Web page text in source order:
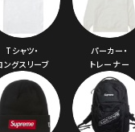
Tシャツ・
ングスリーブ
パーカー・
トレーナー